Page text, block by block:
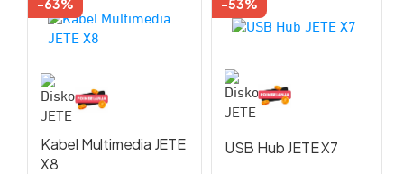
-63%
Kabel Multimedia JETE
X8
-53%
USB Hub JETE X7